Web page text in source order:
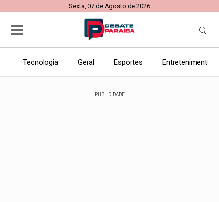
Sexta, 07 de Agosto de 2026
Tecnologia Geral Esportes Entretenimento
PUBLICIDADE